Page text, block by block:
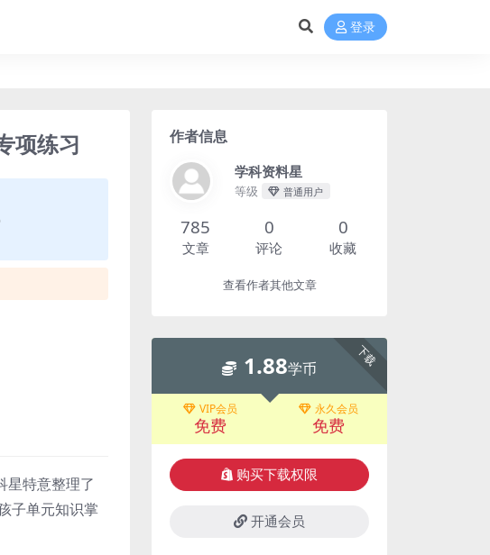
登录
项练习
星特意整理了
子单元知识掌
作者信息
学科资料星
等级 普通用户
785
文章
0
评论
0
收藏
查看作者其他文章
下载
1.88学币
VIP会员
免费
永久会员
免费
购买下载权限
开通会员